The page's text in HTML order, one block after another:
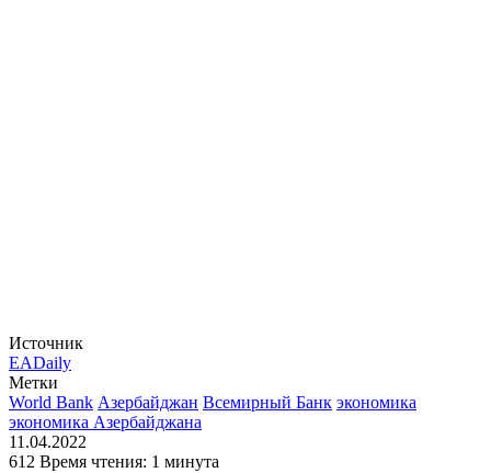
Источник
EADaily
Метки
World Bank Азербайджан Всемирный Банк экономика
экономика Азербайджана
11.04.2022
612 Время чтения: 1 минута